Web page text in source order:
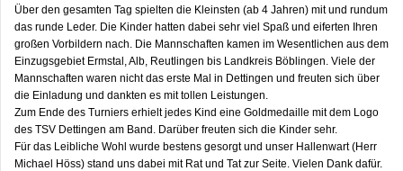
Über den gesamten Tag spielten die Kleinsten (ab 4 Jahren) mit und rundum
das runde Leder. Die Kinder hatten dabei sehr viel Spaß und eiferten Ihren
großen Vorbildern nach. Die Mannschaften kamen im Wesentlichen aus dem
Einzugsgebiet Ermstal, Alb, Reutlingen bis Landkreis Böblingen. Viele der
Mannschaften waren nicht das erste Mal in Dettingen und freuten sich über
die Einladung und dankten es mit tollen Leistungen.
Zum Ende des Turniers erhielt jedes Kind eine Goldmedaille mit dem Logo
des TSV Dettingen am Band. Darüber freuten sich die Kinder sehr.
Für das Leibliche Wohl wurde bestens gesorgt und unser Hallenwart (Herr
Michael Höss) stand uns dabei mit Rat und Tat zur Seite. Vielen Dank dafür.